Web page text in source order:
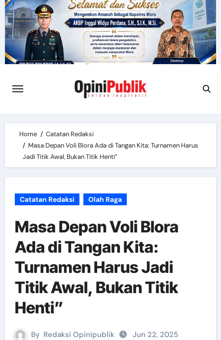
Skip
to
content
Home
Catatan Redaksi
Masa Depan Voli Blora Ada di Tangan Kita: Turnamen Harus
Jadi Titik Awal, Bukan Titik Henti”
Catatan Redaksi Olah Raga
Masa Depan Voli Blora
Ada di Tangan Kita:
Turnamen Harus Jadi
Titik Awal, Bukan Titik
Henti”
By Redaksi Opinipublik Jun 22, 2025